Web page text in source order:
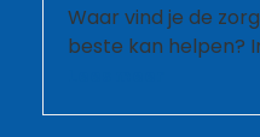
Waar vind je de
beste kan helpen?